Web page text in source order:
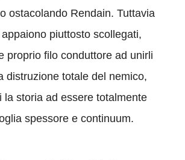
ostacolando Rendain. Tuttavia
piuttosto scollegati,
proprio filo conduttore ad unirli
distruzione totale del nemico,
la storia ad essere totalmente
spessore e continuum.